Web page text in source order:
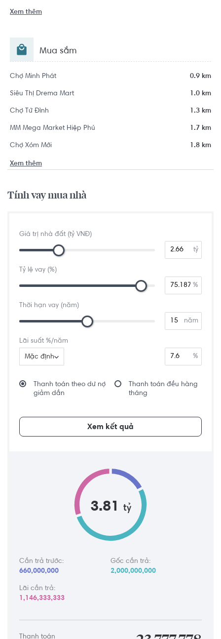
Xem thêm
Mua sắm
Chợ Minh Phát 0.9 km
Siêu Thị Drema Mart 1.0 km
Chợ Tử Đình 1.3 km
MM Mega Market Hiệp Phú 1.7 km
Chợ Xóm Mới 1.8 km
Xem thêm
Tính vay mua nhà
Giá trị nhà đất (tỷ VNĐ)
tỷ
Tỷ lệ vay (%)
%
Thời hạn vay (năm)
năm
Lãi suất %/năm
Mặc định %
Thanh toán theo dư nợ
giảm dần
Thanh toán đều hàng
tháng
Xem kết quả
3.81 tỷ
Cần trả trước:
660,000,000
Gốc cần trả:
2,000,000,000
Lãi cần trả:
1,146,333,333
Thanh toán